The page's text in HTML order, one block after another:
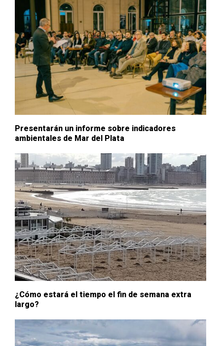
Presentarán un informe sobre indicadores
ambientales de Mar del Plata
¿Cómo estará el tiempo el fin de semana extra
largo?